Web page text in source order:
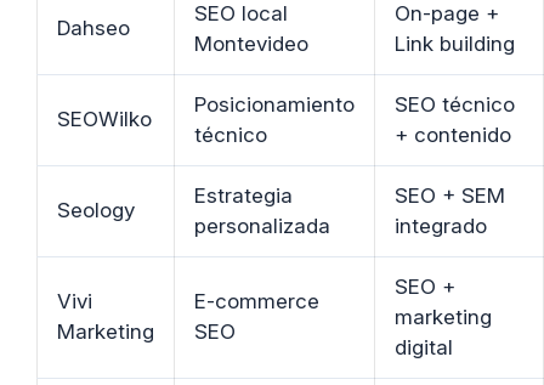
Dahseo
SEO local
Montevideo
On-page +
Link building
SEOWilko
Posicionamiento
técnico
SEO técnico
+ contenido
Seology
Estrategia
personalizada
SEO + SEM
integrado
Vivi
Marketing
E-commerce
SEO
SEO +
marketing
digital